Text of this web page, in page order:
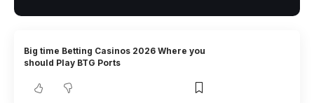
Big time Betting Casinos 2026 Where you
should Play BTG Ports